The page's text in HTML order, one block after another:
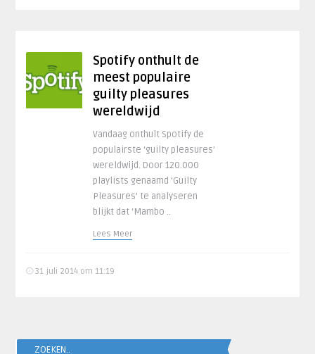
Spotify onthult de
meest populaire
guilty pleasures
wereldwijd
Vandaag onthult Spotify de
populairste ‘guilty pleasures’
wereldwijd. Door 120.000
playlists genaamd ‘Guilty
Pleasures’ te analyseren
blijkt dat ‘Mambo ..
Lees Meer
31 juli 2014 om 11:19
ZOEKEN..